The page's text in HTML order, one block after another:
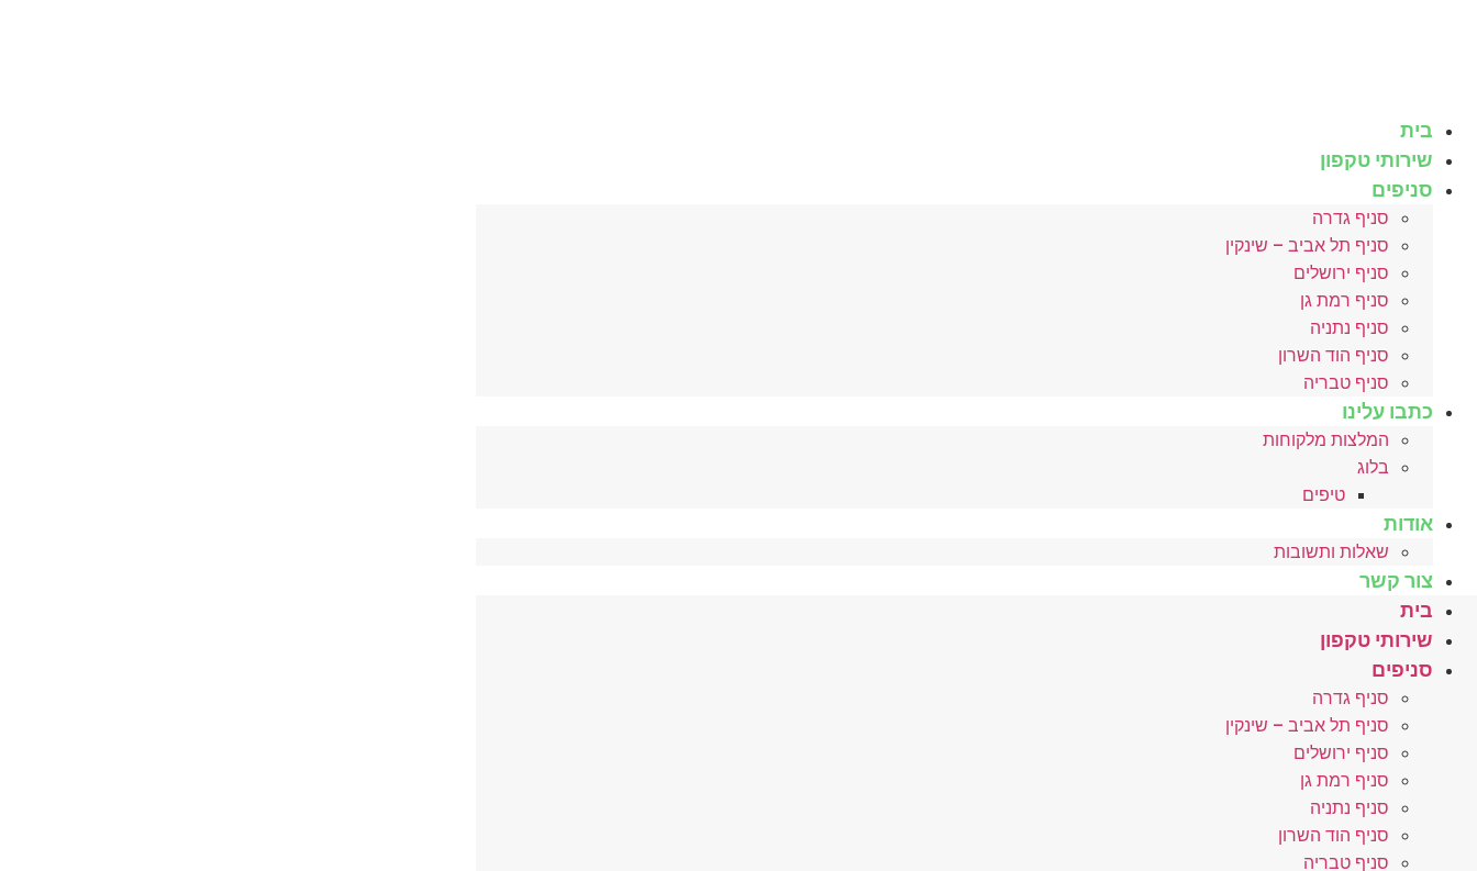
בית
שירותי טקפון
סניפים
סניף גדרה
סניף תל אביב – שינקין
סניף ירושלים
סניף רמת גן
סניף נתניה
סניף הוד השרון
סניף טבריה
כתבו עלינו
המלצות מלקוחות
בלוג
טיפים
אודות
שאלות ותשובות
צור קשר
בית
שירותי טקפון
סניפים
סניף גדרה
סניף תל אביב – שינקין
סניף ירושלים
סניף רמת גן
סניף נתניה
סניף הוד השרון
סניף טבריה